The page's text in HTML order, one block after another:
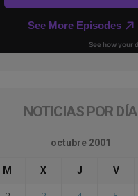
NOTICIAS POR DÍA
octubre 2001
M X J V